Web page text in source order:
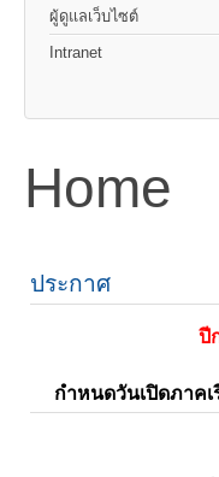
ผู้ดูแลเว็บไซต์
Intranet
Home
ประกาศ
ปี
กำหนดวันเปิดภาค